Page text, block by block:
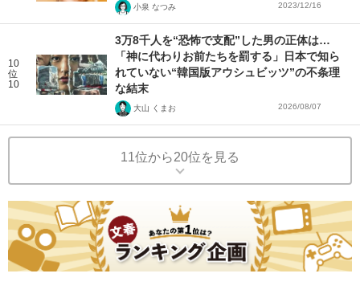
小泉 なつみ 2023/12/16
10
位
10
3万8千人を“恐怖で支配”した男の正体は…
「神に代わりお前たちを罰する」日本で知ら
れていない“韓国版アウシュビッツ”の不条理
な結末
大山 くまお 2026/08/07
11位から20位を見る